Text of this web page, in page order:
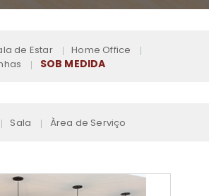
de Estar
Home Office
SOB MEDIDA
Sala Àrea de Serviço